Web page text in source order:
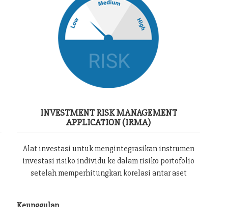
INVESTMENT RISK MANAGEMENT
APPLICATION (IRMA)
Alat investasi untuk mengintegrasikan instrumen
investasi risiko individu ke dalam risiko portofolio
setelah memperhitungkan korelasi antar aset